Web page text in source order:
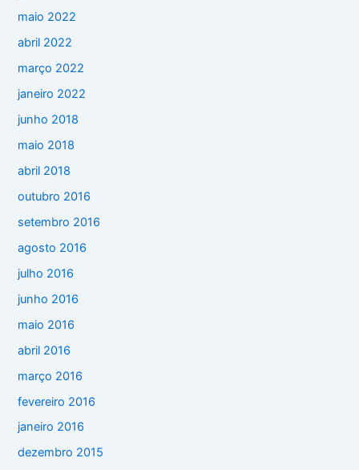
maio 2022
abril 2022
março 2022
janeiro 2022
junho 2018
maio 2018
abril 2018
outubro 2016
setembro 2016
agosto 2016
julho 2016
junho 2016
maio 2016
abril 2016
março 2016
fevereiro 2016
janeiro 2016
dezembro 2015